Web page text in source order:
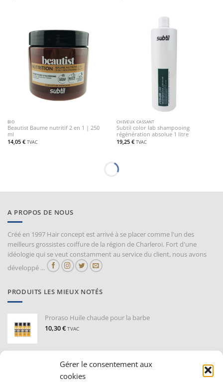
Gérer le consentement aux
cookies
BIO
Beautist Baume nutritif 2 en 1 | 250
ml
14,05 € TVAC
CHEVEUX CASSANT
Subtil color lab shampooing
régénération absolue 1 litre
19,25 € TVAC
CHEVEUX CASSANT
Subtil color lab sérum reconstruction
12,80€ TVAC